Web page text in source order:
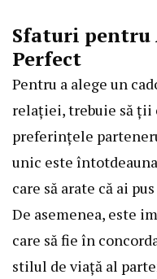
Sfaturi pentru
Perfect
Pentru a alege un
relației, trebuie să ții
preferințele
unic este
care să arate că ai
De asemenea, este
care să fie în
stilul de viață al